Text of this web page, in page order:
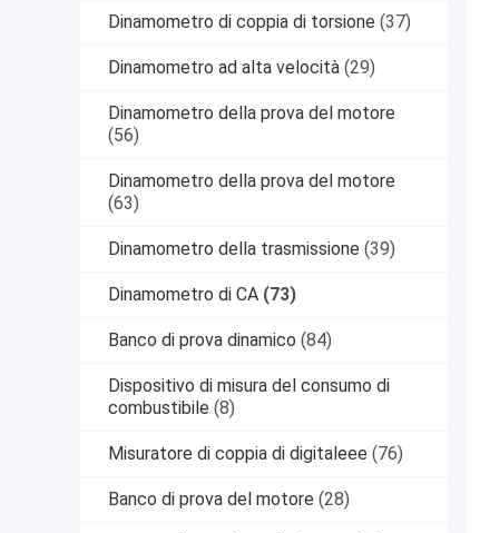
Dinamometro di coppia di torsione (37)
Dinamometro ad alta velocità (29)
Dinamometro della prova del motore
(56)
Dinamometro della prova del motore
(63)
Dinamometro della trasmissione (39)
Dinamometro di CA (73)
Banco di prova dinamico (84)
Dispositivo di misura del consumo di
combustibile (8)
Misuratore di coppia di digitaleee (76)
Banco di prova del motore (28)